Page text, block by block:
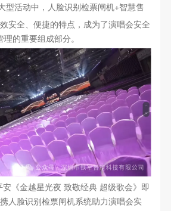
型活动中，人脸识别检票闸机+智慧售
安全、便捷的特点，成为了演唱会安全
理的重要组成部分。
《金越星光夜 致敬经典 超级歌会》即
人脸识别检票闸机系统助力演唱会实